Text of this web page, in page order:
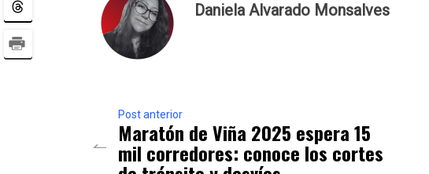
Daniela Alvarado Monsalves
Post anterior
Maratón de Viña 2025 espera 15
mil corredores: conoce los cortes